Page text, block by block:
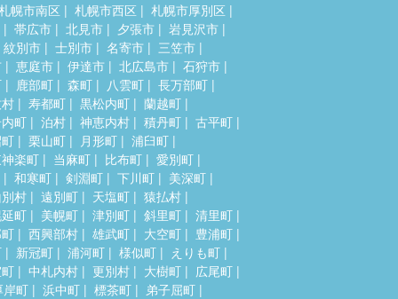
幌市南区 札幌市西区
札幌市厚別区
帯広市
北見市 夕張市
岩見沢市
紋別市
士別市 名寄市
三笠市
恵庭市 伊達市 北広島市
石狩市
鹿部町 森町 八雲町
長万部町
寿都町 黒松内町
蘭越町
町
泊村 神恵内村 積丹町
古平町
栗山町 月形町
浦臼町
楽町
当麻町 比布町
愛別町
和寒町
剣淵町 下川町
美深町
村
遠別町 天塩町
猿払村
町
美幌町 津別町 斜里町
清里町
西興部村 雄武町 大空町
豊浦町
新冠町 浦河町 様似町
えりも町
中札内村 更別村 大樹町
広尾町
岸町
浜中町 標茶町 弟子屈町